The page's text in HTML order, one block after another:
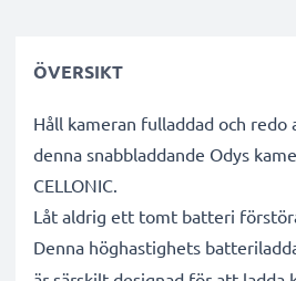
ÖVERSIKT
Håll kameran fulladdad och
denna snabbladdande Odys
CELLONIC.
Låt aldrig ett tomt batteri
Denna höghastighets